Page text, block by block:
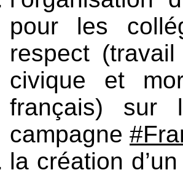
pour les
respect
civique et
français)
campagne
la création